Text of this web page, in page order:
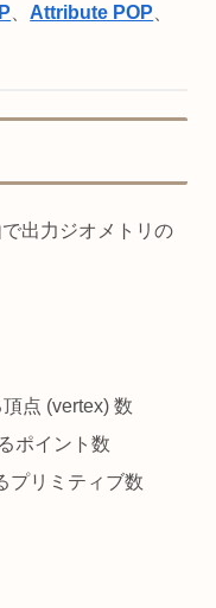
Attribute POP
出力ジオメトリの
点 (vertex) 数
ポイント数
プリミティブ数